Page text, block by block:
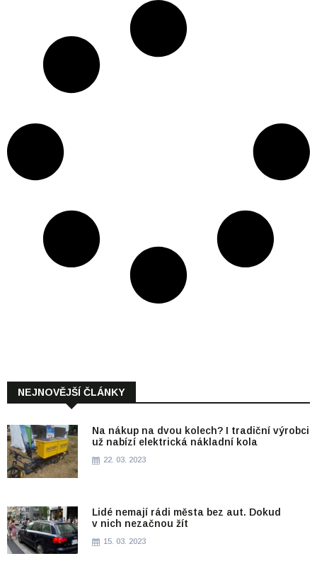
NEJNOVĚJŠÍ ČLÁNKY
Na nákup na dvou kolech? I tradiční výrobci
už nabízí elektrická nákladní kola
22. 03. 2023
Lidé nemají rádi města bez aut. Dokud
v nich nezačnou žít
15. 03. 2023